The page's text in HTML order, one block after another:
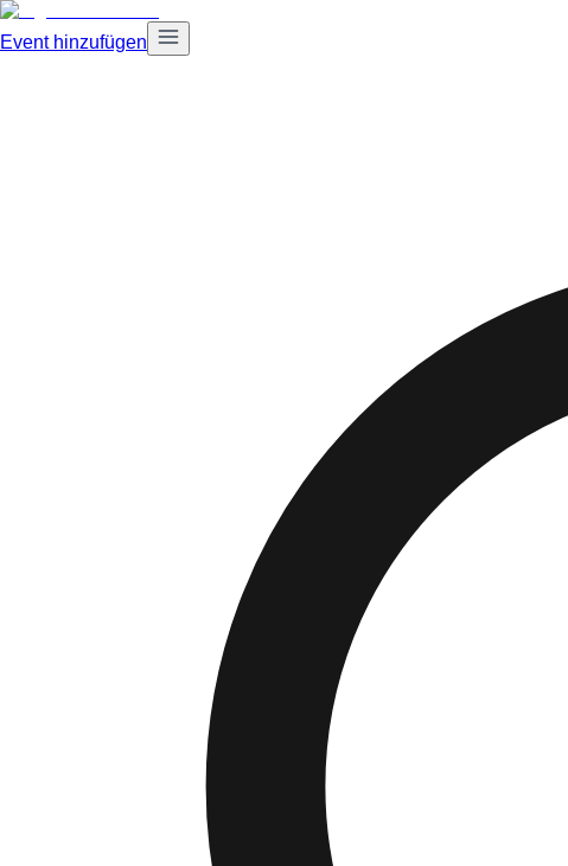
Event hinzufügen